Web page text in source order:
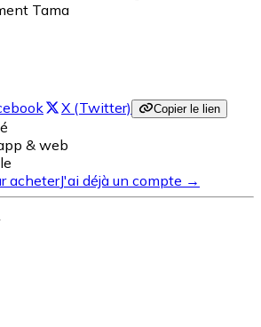
Tama
X (Twitter) Copier le lien
& web
acheterJ'ai déjà un compte →